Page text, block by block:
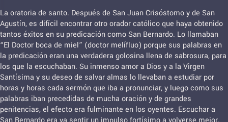
La oratoria de santo. Después de San Juan Crisóstomo y de San
Agustín, es difícil encontrar otro orador católico que haya obtenido
tantos éxitos en su predicación como San Bernardo. Lo llamaban
“El Doctor boca de miel” (doctor melífluo) porque sus palabras en
la predicación eran una verdadera golosina llena de sabrosura, para
los que la escuchaban. Su inmenso amor a Dios y a la Virgen
Santísima y su deseo de salvar almas lo llevaban a estudiar por
horas y horas cada sermón que iba a pronunciar, y luego como sus
palabras iban precedidas de mucha oración y de grandes
penitencias, el efecto era fulminante en los oyentes. Escuchar a